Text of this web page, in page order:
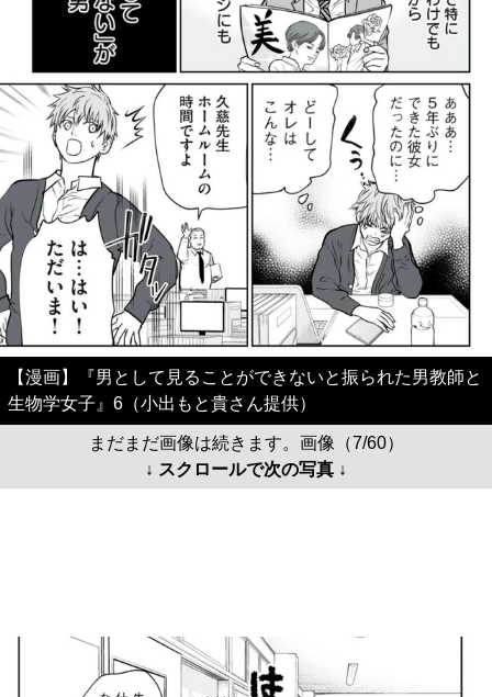
【漫画】『男として見ることができないと振られた男教師と
生物学女子』6（小出もと貴さん提供）
まだまだ画像は続きます。画像（7/60）
↓ スクロールで次の写真 ↓